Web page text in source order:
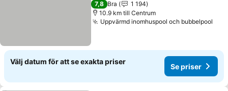
7,8 Bra
1 194
10.9 km till Centrum
Uppvärmd inomhuspool och bubbelpool
Välj datum för att se exakta priser
Se priser